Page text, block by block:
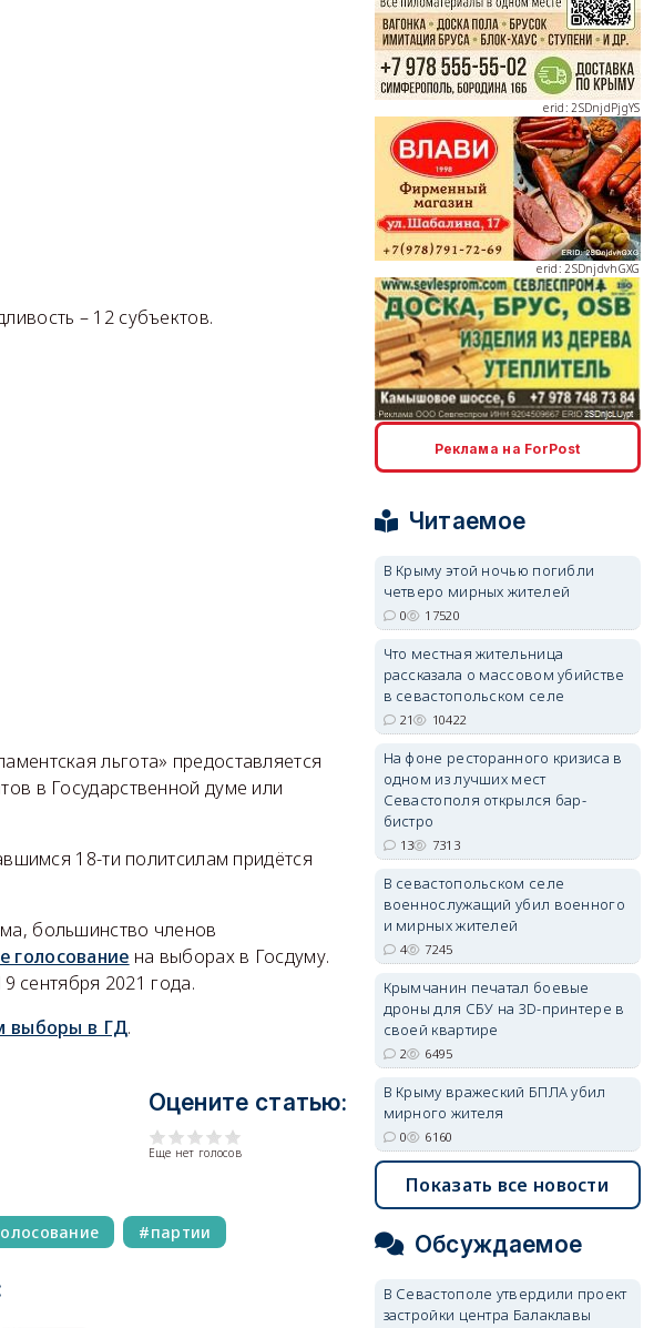
– 12 субъектов.
льгота» предоставляется
в Государственной думе или
18-ти политсилам придётся
большинство членов
голосование на выборах в Госдуму.
сентября 2021 года.
выборы в ГД.
Оцените статью:
Еще нет голосов
партии
erid: 2SDnjdPjgYS
erid: 2SDnjdvhGXG
erid: 2SDnjcLUypt
erid: 2SDnjcrDNw6
erid: 2SDnjdvhGXG
Реклама на ForPost
Читаемое
В Крыму этой ночью погибли
четверо мирных жителей
0 17520
Что местная жительница
рассказала о массовом убийстве
в севастопольском селе
21 10422
На фоне ресторанного кризиса в
одном из лучших мест
Севастополя открылся бар-
бистро
13 7313
В севастопольском селе
военнослужащий убил военного
и мирных жителей
4 7245
Крымчанин печатал боевые
дроны для СБУ на 3D-принтере в
своей квартире
2 6495
В Крыму вражеский БПЛА убил
мирного жителя
0 6160
Показать все новости
Обсуждаемое
В Севастополе утвердили проект
застройки центра Балаклавы